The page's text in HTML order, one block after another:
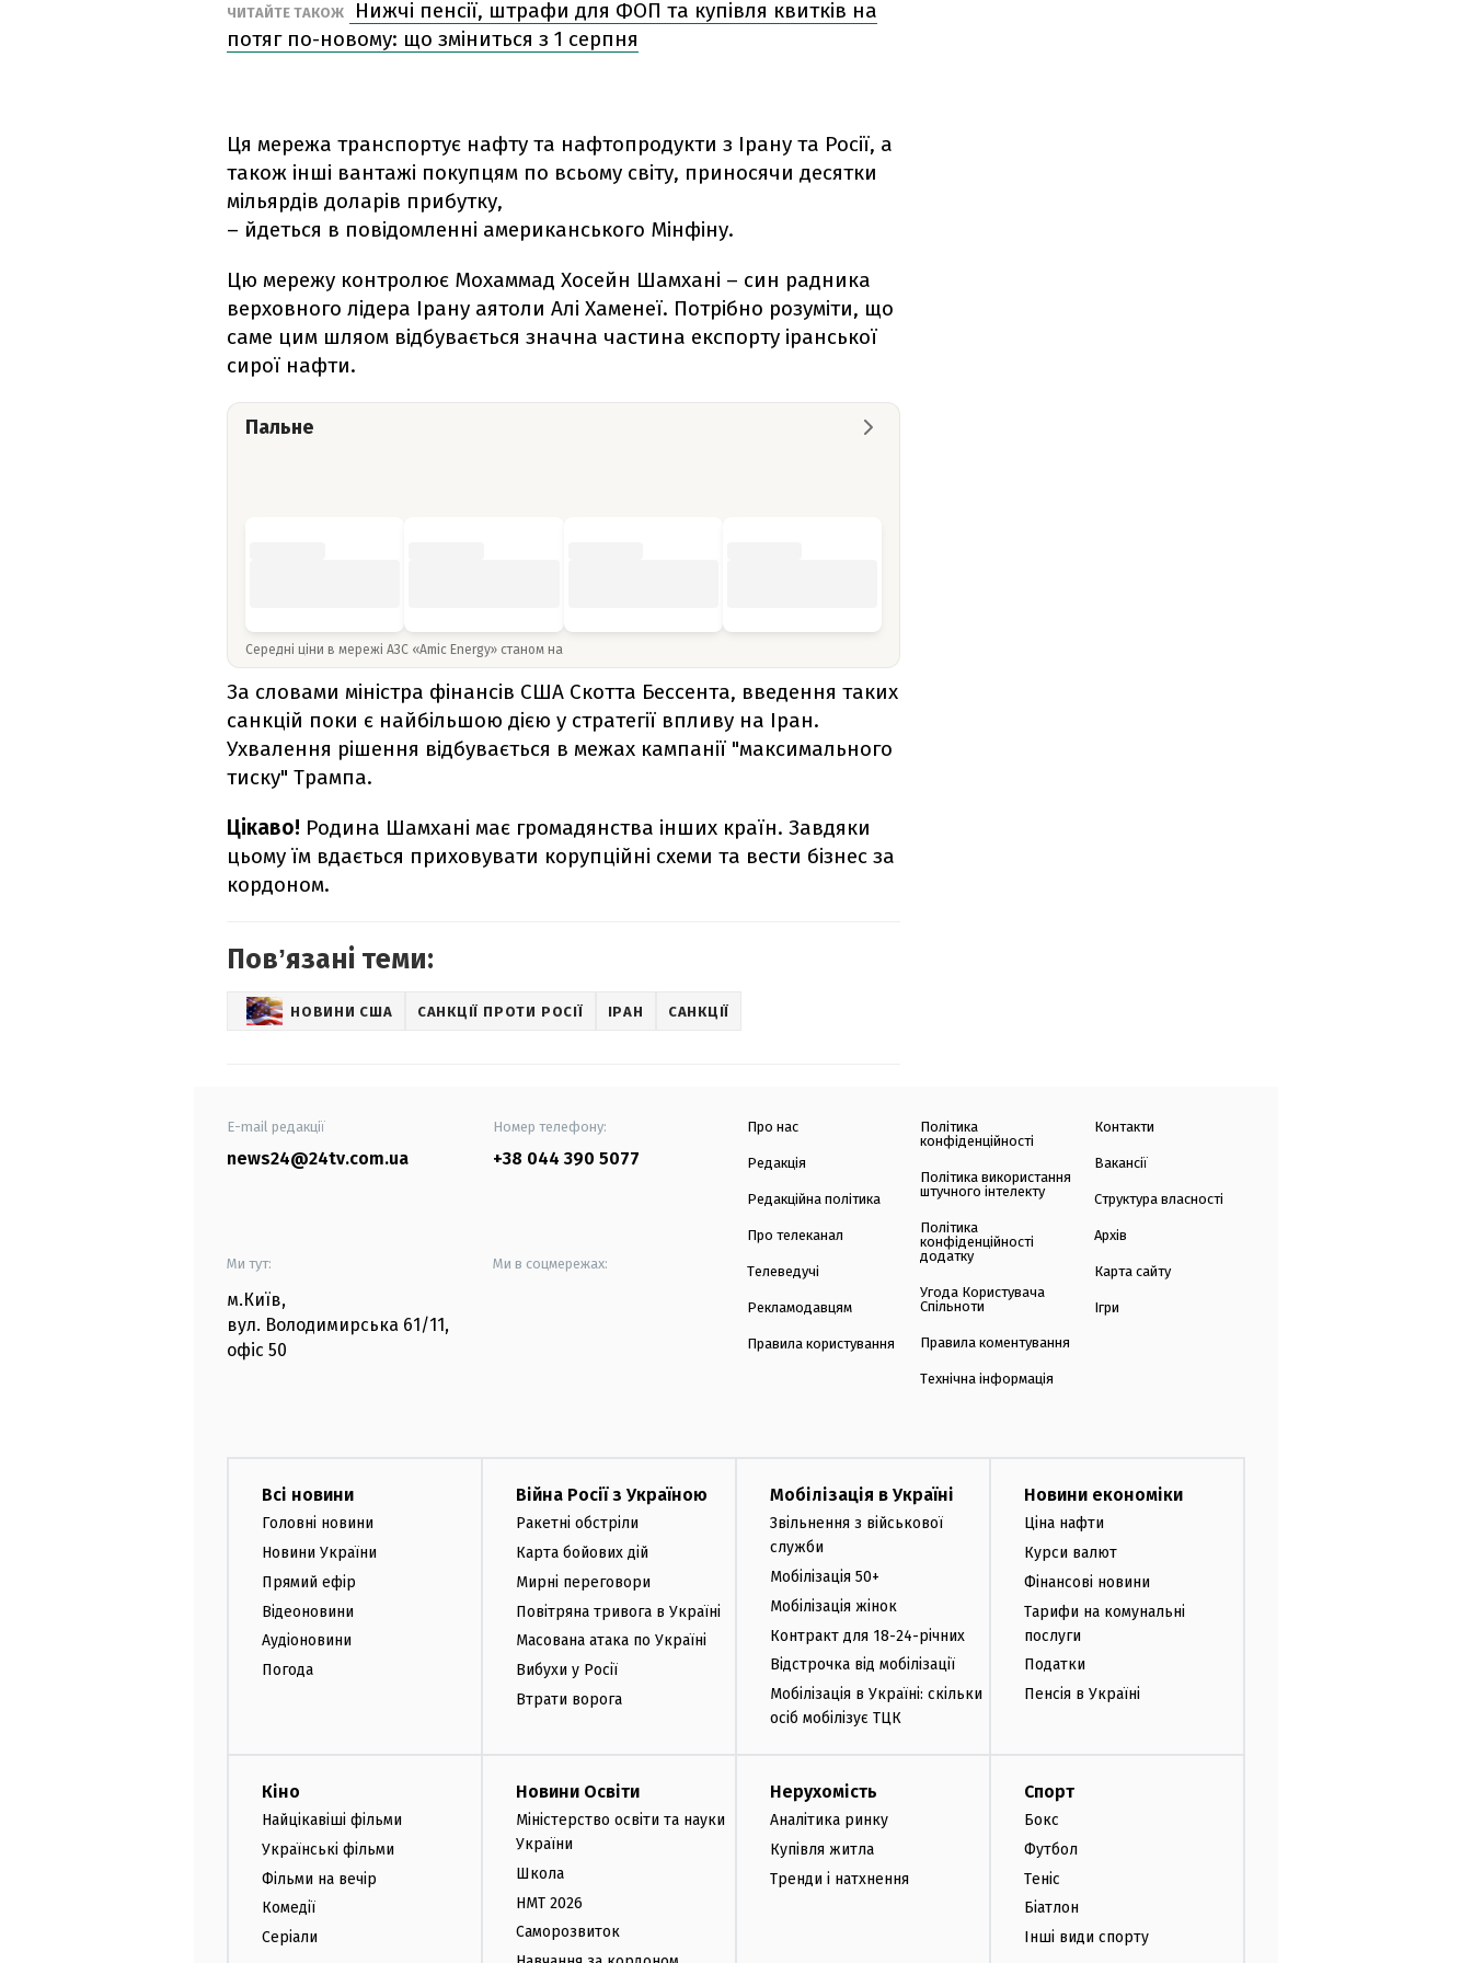
ЧИТАЙТЕ ТАКОЖ
Нижчі пенсії, штрафи для ФОП та купівля квитків на
потяг по-новому: що зміниться з 1 серпня
Ця мережа транспортує нафту та нафтопродукти з Ірану та Росії, а
також інші вантажі покупцям по всьому світу, приносячи десятки
мільярдів доларів прибутку,
– йдеться в повідомленні американського Мінфіну.
Цю мережу контролює Мохаммад Хосейн Шамхані – син радника
верховного лідера Ірану аятоли Алі Хаменеї. Потрібно розуміти, що
саме цим шляом відбувається значна частина експорту іранської
сирої нафти.
Пальне
Середні ціни в мережі АЗС «Amic Energy» станом на
За словами міністра фінансів США Скотта Бессента, введення таких
санкцій поки є найбільшою дією у стратегії впливу на Іран.
Ухвалення рішення відбувається в межах кампанії "максимального
тиску" Трампа.
Цікаво! Родина Шамхані має громадянства інших країн. Завдяки
цьому їм вдається приховувати корупційні схеми та вести бізнес за
кордоном.
Повʼязані теми:
НОВИНИ США САНКЦІЇ ПРОТИ РОСІЇ ІРАН САНКЦІЇ
E-mail редакції
news24@24tv.com.ua
Номер телефону:
+38 044 390 5077
Ми тут:
м.Київ,
вул. Володимирська 61/11,
офіс 50
Ми в соцмережах:
Про нас
Редакція
Редакційна політика
Про телеканал
Телеведучі
Рекламодавцям
Правила користування
Політика
конфіденційності
Політика використання
штучного інтелекту
Політика
конфіденційності
додатку
Угода Користувача
Спільноти
Правила коментування
Технічна інформація
Контакти
Вакансії
Структура власності
Архів
Карта сайту
Ігри
Всі новини
Головні новини
Новини України
Прямий ефір
Відеоновини
Аудіоновини
Погода
Війна Росії з Україною
Ракетні обстріли
Карта бойових дій
Мирні переговори
Повітряна тривога в Україні
Масована атака по Україні
Вибухи у Росії
Втрати ворога
Мобілізація в Україні
Звільнення з військової
служби
Мобілізація 50+
Мобілізація жінок
Контракт для 18-24-річних
Відстрочка від мобілізації
Мобілізація в Україні: скільки
осіб мобілізує ТЦК
Новини економіки
Ціна нафти
Курси валют
Фінансові новини
Тарифи на комунальні
послуги
Податки
Пенсія в Україні
Кіно
Найцікавіші фільми
Українські фільми
Фільми на вечір
Комедії
Серіали
Новини Освіти
Міністерство освіти та науки
України
Школа
НМТ 2026
Саморозвиток
Нерухомість
Аналітика ринку
Купівля житла
Тренди і натхнення
Спорт
Бокс
Футбол
Теніс
Біатлон
Інші види спорту